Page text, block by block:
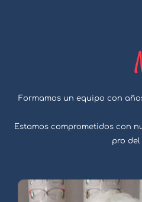
Formamos un equipo con
Estamos comprometidos con
pro